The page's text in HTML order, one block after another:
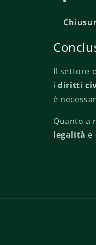
Il settore
idiritti
è
Quanto a
legalità e